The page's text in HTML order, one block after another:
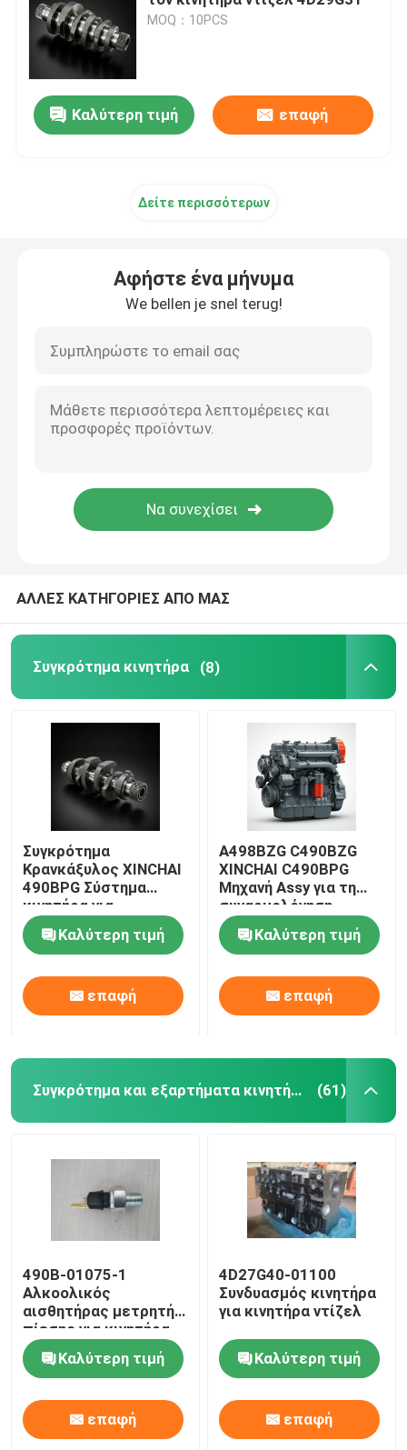
Συγκρότηση κεφαλής κυλίνδρου και συστήματος
Συγκρότηση αμαξοστοιχίας χρονομέτρου
Συγκρότηση τροχού
Σύστημα ψύξης
MOQ：10PCS
Καλύτερη τιμή επαφή
Δείτε περισσότερων
Αφήστε ένα μήνυμα
We bellen je snel terug!
ΑΛΛΕΣ ΚΑΤΗΓΟΡΙΕΣ ΑΠΟ ΜΑΣ
Συγκρότημα κινητήρα (8)
Συγκρότημα
Κρανκάξυλος XINCHAI
490BPG Σύστημα
κινητήρα για
ανελκυστήρα
Καλύτερη τιμή
επαφή
A498BZG C490BZG
XINCHAI C490BPG
Μηχανή Assy για τη
συναρμολόγηση
μηχανών
ανελκυστήρων
Καλύτερη τιμή
επαφή
Συγκρότημα και εξαρτήματα κινητήρα (61)
490B-01075-1
Αλκοολικός
αισθητήρας μετρητή
πίεσης για κινητήρα
ντίζελ
Καλύτερη τιμή
επαφή
4D27G40-01100
Συνδυασμός κινητήρα
για κινητήρα ντίζελ
Καλύτερη τιμή
επαφή